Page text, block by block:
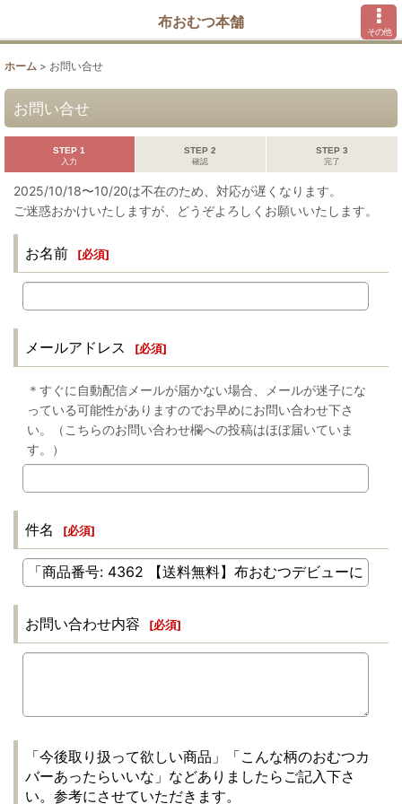
布おむつ本舗
その他
ホーム > お問い合せ
お問い合せ
STEP 1
入力
STEP 2
確認
STEP 3
完了
2025/10/18〜10/20は不在のため、対応が遅くなります。
ご迷惑おかけいたしますが、どうぞよろしくお願いいたします。
お名前 [必須]
メールアドレス [必須]
＊すぐに自動配信メールが届かない場合、メールが迷子にな
っている可能性がありますのでお早めにお問い合わせ下さ
い。（こちらのお問い合わせ欄への投稿はほぼ届いていま
す。）
件名 [必須]
お問い合わせ内容 [必須]
「今後取り扱って欲しい商品」「こんな柄のおむつカ
バーあったらいいな」などありましたらご記入下さ
い。参考にさせていただきます。